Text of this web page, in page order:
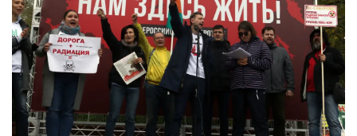
СТАТЬ СОУЧАСТНИКОМ
ПОДЕЛИТЬСЯ С ДРУЗЬЯМИ
Если у вас есть вопросы, пишите donate@novayagazeta.ru или
звоните:
+7 (929) 612-03-68